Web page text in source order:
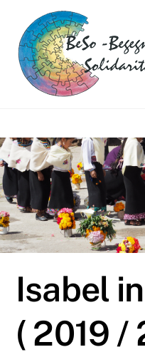
content
Isabel
( 2019 /